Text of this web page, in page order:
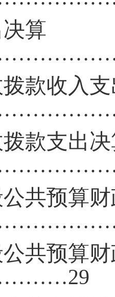
算
拨款收入
款支出
共预算
共预算
29